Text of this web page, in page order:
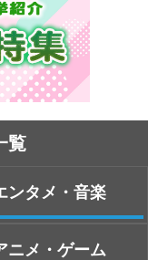
覧
ンタメ・音楽
ニメ・ゲーム